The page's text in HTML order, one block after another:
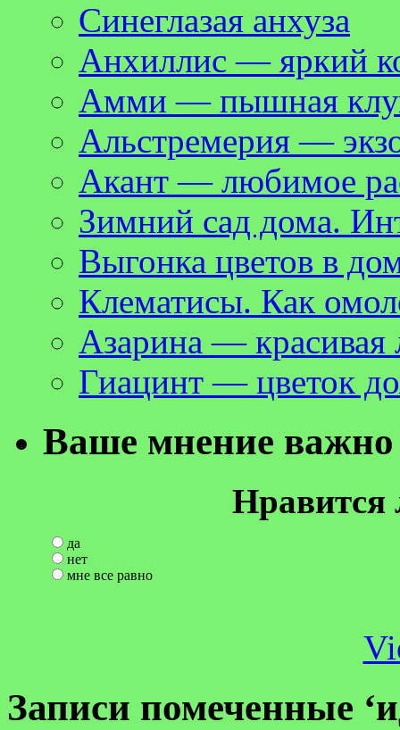
Синеглазая анхуза
Анхиллис — яркий
Амми — пышная
Альстремерия —
Акант — любимое
Зимний сад дома.
Выгонка цветов в
Клематисы. Как
Азарина — красивая
Гиацинт — цветок
Ваше мнение важно
Нравится
да
нет
мне все равно
Записи помеченные